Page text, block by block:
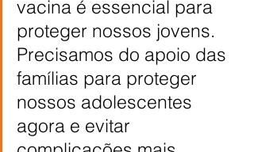
vacina é essencial para
proteger nossos jovens.
Precisamos do apoio das
famílias para proteger
nossos adolescentes
agora e evitar